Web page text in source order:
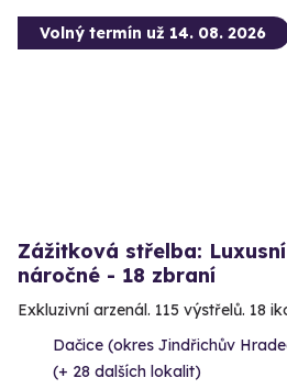
Volný termín už 14. 08. 2026
Zážitková střelba:
náročné - 18 zbraní
Exkluzivní arzenál. 115 výstřelů. 18
Dačice (okres Jindřichův
(+ 28 dalších lokalit)